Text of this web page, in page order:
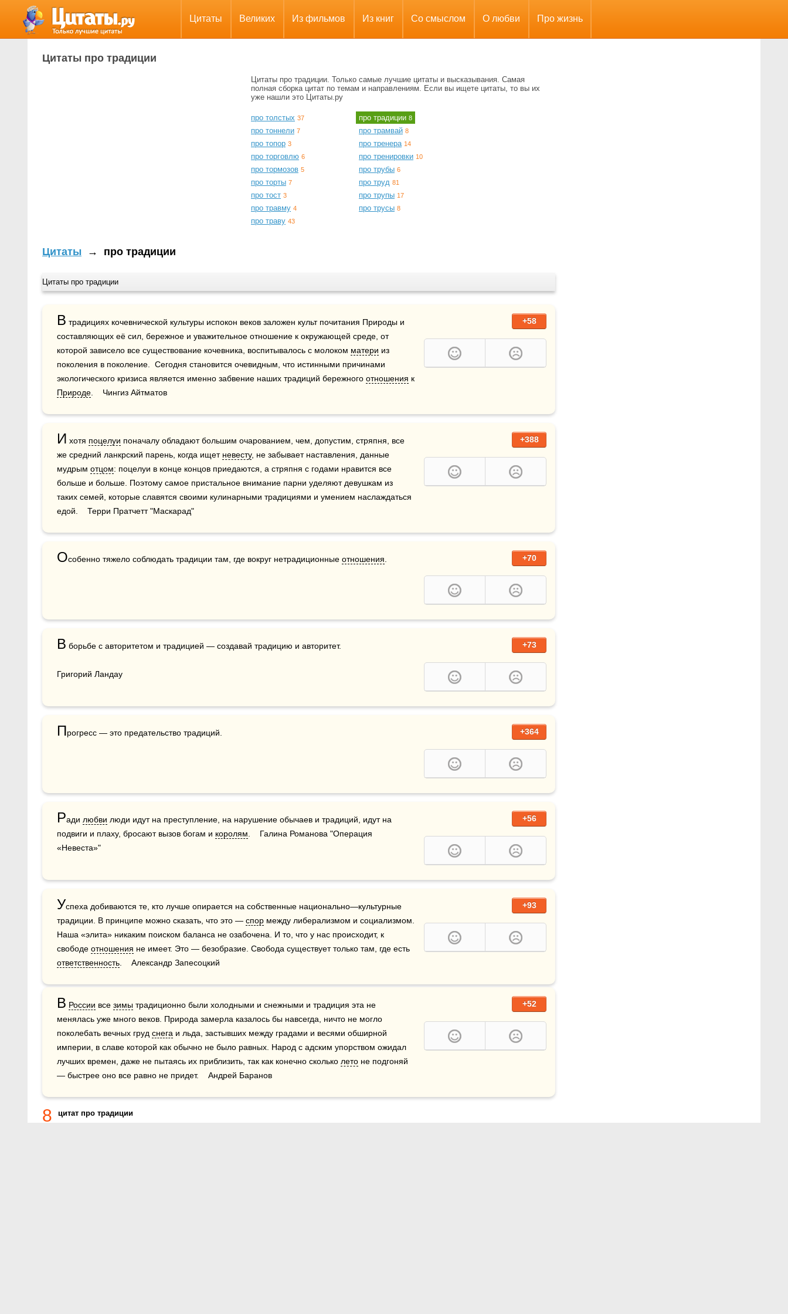
Цитаты Великих Из фильмов Из книг Со смыслом О любви Про жизнь
Цитаты про традиции
Цитаты про традиции. Только самые лучшие цитаты и высказывания. Самая
полная сборка цитат по темам и направлениям. Если вы ищете цитаты, то вы их
уже нашли это Цитаты.ру
про толстых 37
про тоннели 7
про топор 3
про торговлю 6
про тормозов 5
про торты 7
про тост 3
про травму 4
про траву 43
про традиции 8
про трамвай 8
про тренера 14
про тренировки 10
про трубы 6
про труд 81
про трупы 17
про трусы 8
Цитаты → про традиции
Цитаты про традиции
+58
В традициях кочевнической культуры испокон веков заложен культ почитания Природы и
составляющих её сил, бережное и уважительное отношение к окружающей среде, от
которой зависело все существование кочевника, воспитывалось с молоком матери из
поколения в поколение.  Сегодня становится очевидным, что истинными причинами
экологического кризиса является именно забвение наших традиций бережного отношения
Природе .    Чингиз Айтматов
+388
И хотя поцелуи поначалу обладают большим очарованием, чем, допустим, стряпня, все
же средний ланкрский парень, когда ищет невесту, не забывает наставления, данные
мудрым отцом: поцелуи в конце концов приедаются, а стряпня с годами нравится все
больше и больше. Поэтому самое пристальное внимание парни уделяют девушкам из
таких семей, которые славятся своими кулинарными традициями и умением наслаждаться
едой.    Терри Пратчетт "Маскарад"
+70
Особенно тяжело соблюдать традиции там, где вокруг нетрадиционные отношения
+73
В борьбе с авторитетом и традицией — создавай традицию и авторитет.
Григорий Ландау
+364
Прогресс — это предательство традиций.
+56
Ради любви люди идут на преступление, на нарушение обычаев и традиций, идут на
подвиги и плаху, бросают вызов богам и королям .    Галина Романова "Операция
«Невеста»"
+93
Успеха добиваются те, кто лучше опирается на собственные национально—культурные
традиции. В принципе можно сказать, что это — спор между либерализмом и социализмом.
Наша «элита» никаким поиском баланса не озабочена. И то, что у нас происходит, к
свободе отношения
ответственность .    Александр Запесоцкий
+52
В России все зимы традиционно были холодными и снежными и традиция эта не
менялась уже много веков. Природа замерла казалось бы навсегда, ничто не могло
поколебать вечных груд снега и льда, застывших между градами и весями обширной
империи, в славе которой как обычно не было равных. Народ с адским упорством ожидал
лучших времен, даже не пытаясь их приблизить, так как конечно сколько лето не подгоняй
— быстрее оно все равно не придет.    Андрей Баранов
8 цитат про традиции